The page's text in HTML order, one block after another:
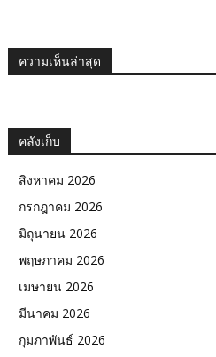
ความเห็นล่าสุด
คลังเก็บ
สิงหาคม 2026
กรกฎาคม 2026
มิถุนายน 2026
พฤษภาคม 2026
เมษายน 2026
มีนาคม 2026
กุมภาพันธ์ 2026